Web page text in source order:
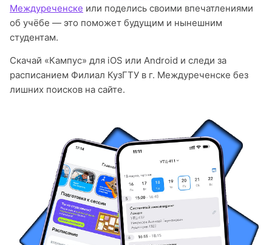
Междуреченске или поделись своими впечатлениями
об учёбе — это поможет будущим и нынешним
студентам.
Скачай «Кампус» для iOS или Android и следи за
расписанием Филиал КузГТУ в г. Междуреченске без
лишних поисков на сайте.